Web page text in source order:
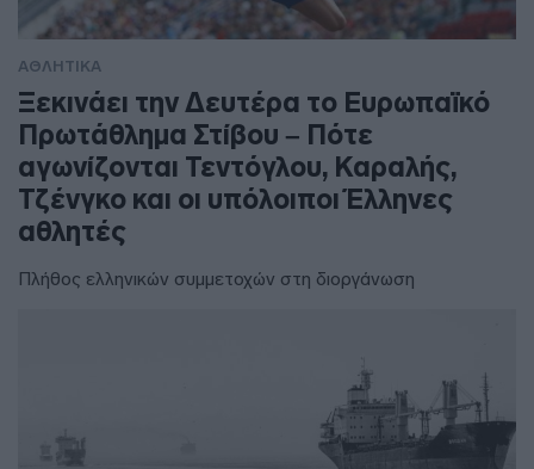
ΑΘΛΗΤΙΚΑ
Ξεκινάει την Δευτέρα το Ευρωπαϊκό
Πρωτάθλημα Στίβου – Πότε
αγωνίζονται Τεντόγλου, Καραλής,
Τζένγκο και οι υπόλοιποι Έλληνες
αθλητές
Πλήθος ελληνικών συμμετοχών στη διοργάνωση